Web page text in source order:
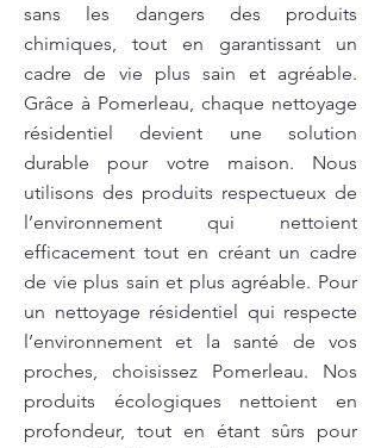
sans les dangers des produits
chimiques, tout en garantissant un
cadre de vie plus sain et agréable.
Grâce à Pomerleau, chaque nettoyage
résidentiel devient une solution
durable pour votre maison. Nous
utilisons des produits respectueux de
l’environnement qui nettoient
efficacement tout en créant un cadre
de vie plus sain et plus agréable. Pour
un nettoyage résidentiel qui respecte
l’environnement et la santé de vos
proches, choisissez Pomerleau. Nos
produits écologiques nettoient en
profondeur, tout en étant sûrs pour